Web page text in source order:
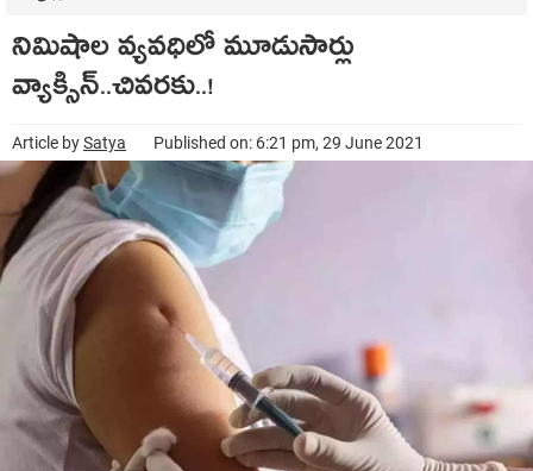
నిమిషాల వ్యవధిలో మూడుసార్లు
వ్యాక్సిన్..చివరకు..!
Article bySatya Published on: 6:21 pm, 29 June 2021